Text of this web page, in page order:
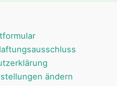
ändern